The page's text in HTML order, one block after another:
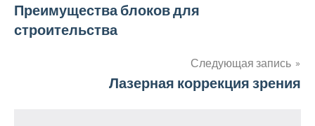
Навигация
по
Преимущества блоков для
строительства
Следующая запись
Лазерная коррекция зрения